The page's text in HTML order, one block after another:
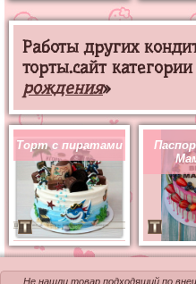
Работы других
торты.сайт категории
рождения»
Торт с пиратами
Не нашли товар подходящий по